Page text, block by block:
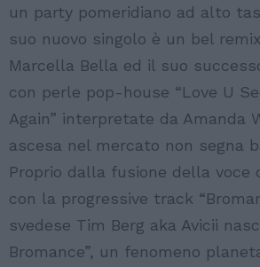
un party pomeridiano ad alto
suo nuovo singolo è un bel remix
Marcella Bella ed il suo
con perle pop-house “Love U
Again” interpretate da Amanda
ascesa nel mercato non segna
Proprio dalla fusione della voce
con la progressive track
svedese Tim Berg aka Avicii
Bromance”, un fenomeno